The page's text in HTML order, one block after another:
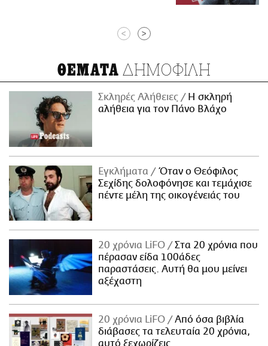
< >
ΘΕΜΑΤΑ ΔΗΜΟΦΙΛΗ
Σκληρές Αλήθειες
H σκληρή
αλήθεια για τον Πάνο Βλάχο
Εγκλήματα
Όταν ο Θεόφιλος
Σεχίδης δολοφόνησε και τεμάχισε
πέντε μέλη της οικογένειάς του
20 χρόνια LiFO
Στα 20 χρόνια που
πέρασαν είδα 100άδες
παραστάσεις. Αυτή θα μου μείνει
αξέχαστη
20 χρόνια LiFO
Από όσα βιβλία
διάβασες τα τελευταία 20 χρόνια,
αυτό ξεχωρίζεις